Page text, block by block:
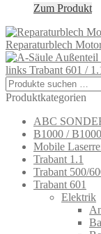
Zum Produkt
Reparaturblech
links Trabant 601 /
Suchen
nach:
Produktkategorien
ABC
B1000 /
Mobile
Trabant 1.1
Trabant 500/
Trabant 601
Elektrik